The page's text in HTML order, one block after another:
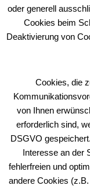
oder generell
Cookies beim
Deaktivierung von
Cookies, die
von Ihnen
erforderlich sind,
DSGVO
Interesse an der
fehlerfreien und
andere Cookies